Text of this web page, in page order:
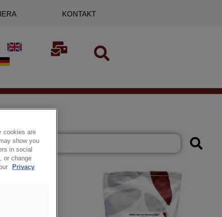
KONTAKT
cookies are
show you
in social
or change
Privacy